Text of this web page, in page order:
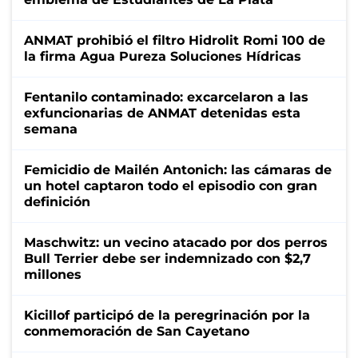
ANMAT prohibió el filtro Hidrolit Romi 100 de
la firma Agua Pureza Soluciones Hídricas
Fentanilo contaminado: excarcelaron a las
exfuncionarias de ANMAT detenidas esta
semana
Femicidio de Mailén Antonich: las cámaras de
un hotel captaron todo el episodio con gran
definición
Maschwitz: un vecino atacado por dos perros
Bull Terrier debe ser indemnizado con $2,7
millones
Kicillof participó de la peregrinación por la
conmemoración de San Cayetano